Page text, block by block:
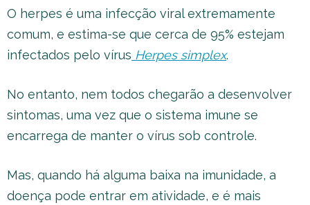
O herpes é uma infecção viral extremamente
comum, e estima-se que cerca de 95% estejam
infectados pelo vírus Herpes simplex.
No entanto, nem todos chegarão a desenvolver
sintomas, uma vez que o sistema imune se
encarrega de manter o vírus sob controle.
Mas, quando há alguma baixa na imunidade, a
doença pode entrar em atividade, e é mais